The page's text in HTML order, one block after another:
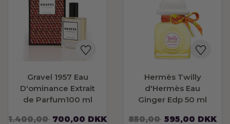
Gravel 1957 Eau
D'ominance Extrait
de Parfum100 ml
1.400,00 700,00 DKK
Hermès Twilly
d'Hermès Eau
Ginger Edp 50 ml
850,00 595,00 DKK